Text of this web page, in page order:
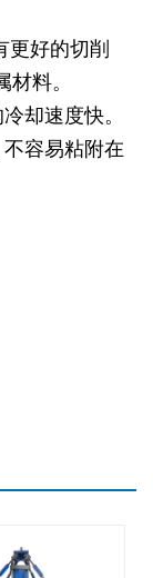
好的切削
料。
却速度快。
容易粘附在